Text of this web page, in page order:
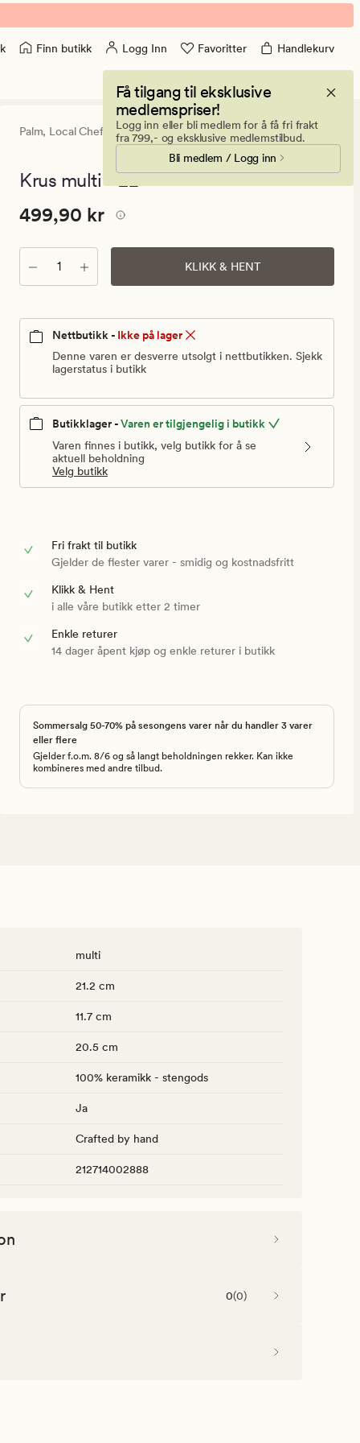
Finn butikk Logg Inn Favoritter Handlekurv
Få tilgang til eksklusive
medlemspriser!
Logg inn eller bli medlem for å få fri frakt
fra 799,- og eksklusive medlemstilbud.
Bli medlem / Logg inn
Palm, Local Chef
0
en
0
Krus multi - 2L
Pris
499,90
kr.
Vanlig
pris
kr
Pris 499,90 kr
499,90 kr
Antall KLIKK & HENT
Nettbutikk - Ikke på lager
Denne varen er desverre utsolgt i nettbutikken. Sjekk
lagerstatus i butikk
Butikklager -Varen er tilgjengelig i butikk
Varen finnes i butikk, velg butikk for å se
aktuell beholdning
Velg butikk
Fri frakt til butikk
Gjelder de flester varer - smidig og kostnadsfritt
Klikk & Hent
i alle våre butikk etter 2 timer
Enkle returer
14 dager åpent kjøp og enkle returer i butikk
Sommersalg 50-70% på sesongens varer når du handler 3 varer
eller flere
Gjelder f.o.m. 8/6 og så langt beholdningen rekker. Kan ikke
kombineres med andre tilbud.
multi
21.2 cm
11.7 cm
20.5 cm
100% keramikk - stengods
Ja
Crafted by hand
212714002888
0(0)